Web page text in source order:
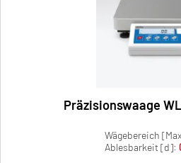
Präzisionswaage
Wägebereich
Ablesbarkeit [d]: